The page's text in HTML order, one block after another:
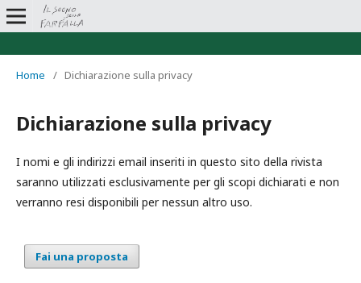
Home / Dichiarazione sulla privacy
Dichiarazione sulla privacy
I nomi e gli indirizzi email inseriti in questo sito della rivista
saranno utilizzati esclusivamente per gli scopi dichiarati e non
verranno resi disponibili per nessun altro uso.
Fai una proposta